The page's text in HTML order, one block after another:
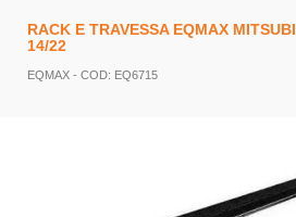
RACK E TRAVESSA EQMAX
14/22
EQMAX - COD: EQ6715